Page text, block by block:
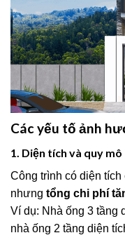
Các yếu tố ảnh
1. Diện tích và quy
Công trình có diện tích
nhưng tổng chi phí
Ví dụ: Nhà ống 3 tầng
nhà ống 2 tầng diện